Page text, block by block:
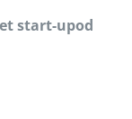
start-upod